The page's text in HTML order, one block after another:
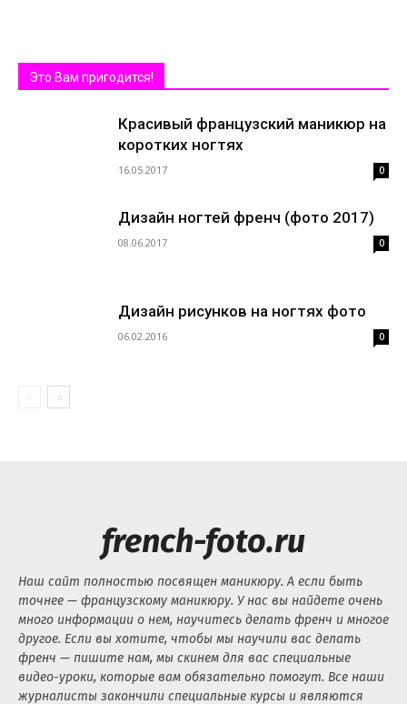
Это Вам пригодится!
Красивый французский маникюр на
коротких ногтях
16.05.2017 0
Дизайн ногтей френч (фото 2017)
08.06.2017 0
Дизайн рисунков на ногтях фото
06.02.2016 0
french-foto.ru
Наш сайт полностью посвящен маникюру. А если быть
точнее — французскому маникюру. У нас вы найдете очень
много информации о нем, научитесь делать френч и многое
другое. Если вы хотите, чтобы мы научили вас делать
френч — пишите нам, мы скинем для вас специальные
видео-уроки, которые вам обязательно помогут. Все наши
журналисты закончили специальные курсы и являются